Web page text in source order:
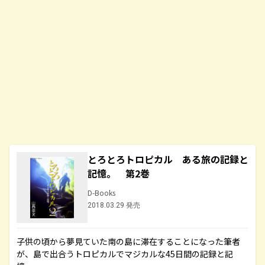
とろとろトロピカル ある旅の記録と
記憶。 第2巻
D-Books
2018.03.29 発売
子供の頃から夢見ていた南の島に滞在することになった筆者
が、島で出合うトロピカルでマジカルな45日間の記録と記